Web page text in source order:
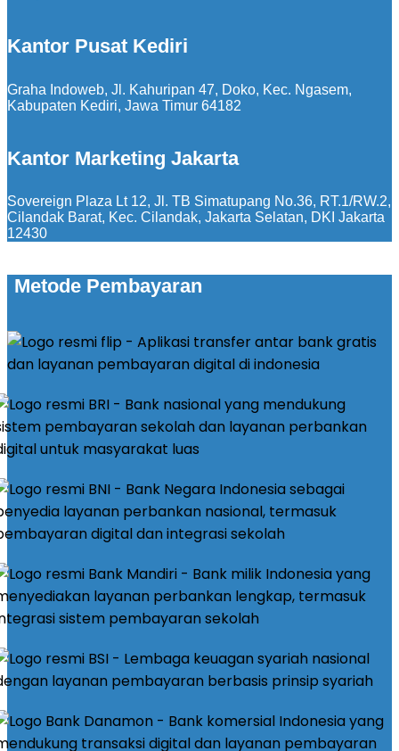
Kantor Pusat Kediri
Graha Indoweb, Jl. Kahuripan 47, Doko, Kec. Ngasem,
Kabupaten Kediri, Jawa Timur 64182
Kantor Marketing Jakarta
Sovereign Plaza Lt 12, Jl. TB Simatupang No.36, RT.1/RW.2,
Cilandak Barat, Kec. Cilandak, Jakarta Selatan, DKI Jakarta
12430
Metode Pembayaran